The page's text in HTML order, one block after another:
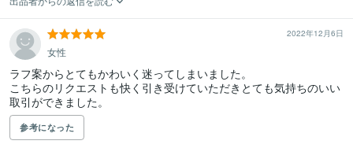
2022年12月6日
女性
ラフ案からとてもかわいく迷ってしまいました。
こちらのリクエストも快く引き受けていただきとても気持ちのいい
参考になった